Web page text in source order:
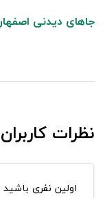
جاهای دیدنی
نظرات کاربران
اولین نفری